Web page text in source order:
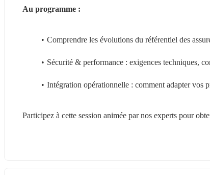
Au programme :
Comprendre les évolutions du référentiel des
Sécurité & performance : exigences techniques,
Intégration opérationnelle : comment adapter vos
Participez à cette session animée par nos experts pour